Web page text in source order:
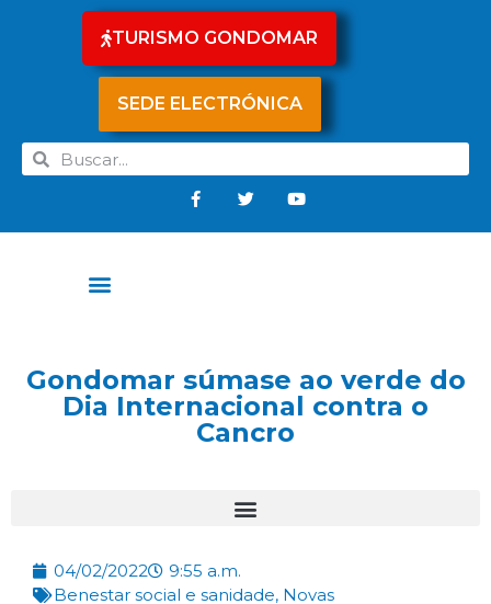
TURISMO GONDOMAR
SEDE ELECTRÓNICA
Gondomar súmase ao verde do
Dia Internacional contra o
Cancro
04/02/2022
9:55 a.m.
Benestar social e sanidade, Novas